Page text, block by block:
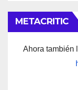
METACRITIC
Ahora también